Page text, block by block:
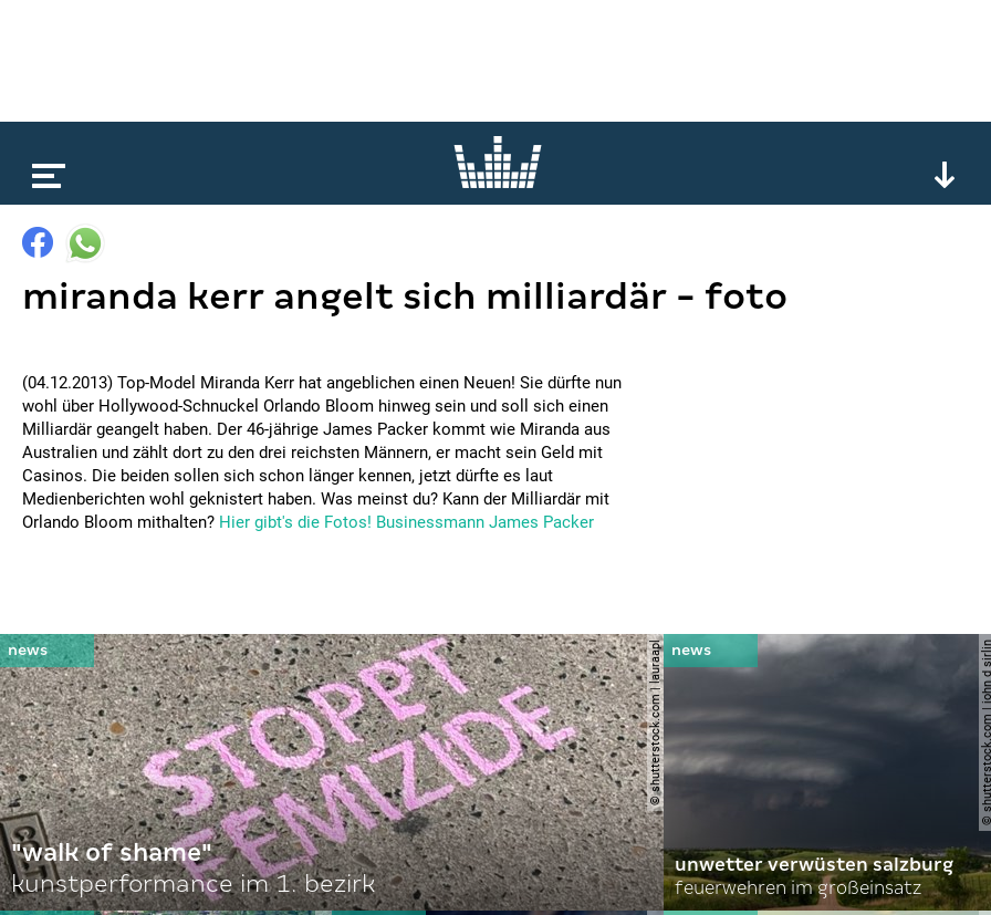
miranda kerr angelt sich milliardär - foto
(04.12.2013) Top-Model Miranda Kerr hat angeblichen einen Neuen! Sie dürfte nun
wohl über Hollywood-Schnuckel Orlando Bloom hinweg sein und soll sich einen
Milliardär geangelt haben. Der 46-jährige James Packer kommt wie Miranda aus
Australien und zählt dort zu den drei reichsten Männern, er macht sein Geld mit
Casinos. Die beiden sollen sich schon länger kennen, jetzt dürfte es laut
Medienberichten wohl geknistert haben. Was meinst du? Kann der Milliardär mit
Orlando Bloom mithalten? Hier gibt's die Fotos! Businessmann James Packer
© shutterstock.com | lauraapl
"walk of shame"
kunstperformance im 1. bezirk
©
unwetter verwüsten salzburg
feuerwehren im großeinsatz